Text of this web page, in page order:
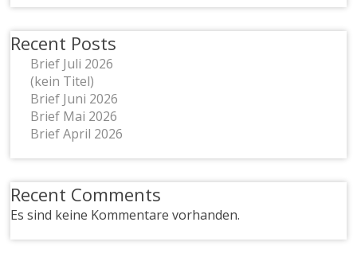
Recent Posts
Brief Juli 2026
(kein Titel)
Brief Juni 2026
Brief Mai 2026
Brief April 2026
Recent Comments
Es sind keine Kommentare vorhanden.